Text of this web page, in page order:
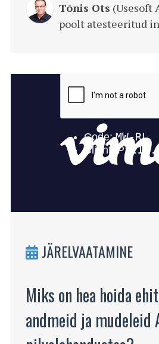
Tõnis Ots (Usesoft
poolt atesteeritud
JÄRELVAATAMINE
Miks on hea hoida
andmeid ja mudeleid